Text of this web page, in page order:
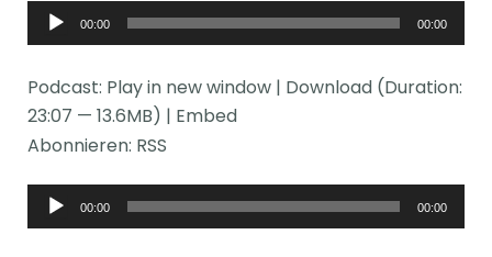
Audio-
Player
00:00 00:00
Podcast: Play in new window| Download(Duration:
23:07 — 13.6MB) | Embed
Abonnieren: RSS
Audio-
Player
00:00 00:00